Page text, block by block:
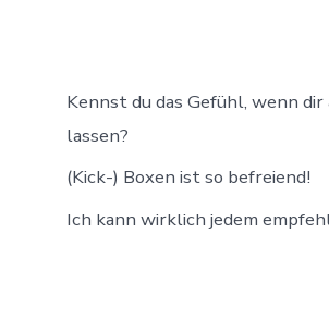
Kennst du das Gefühl, wenn
lassen?
(Kick-) Boxen ist so befreiend!
Ich kann wirklich jedem